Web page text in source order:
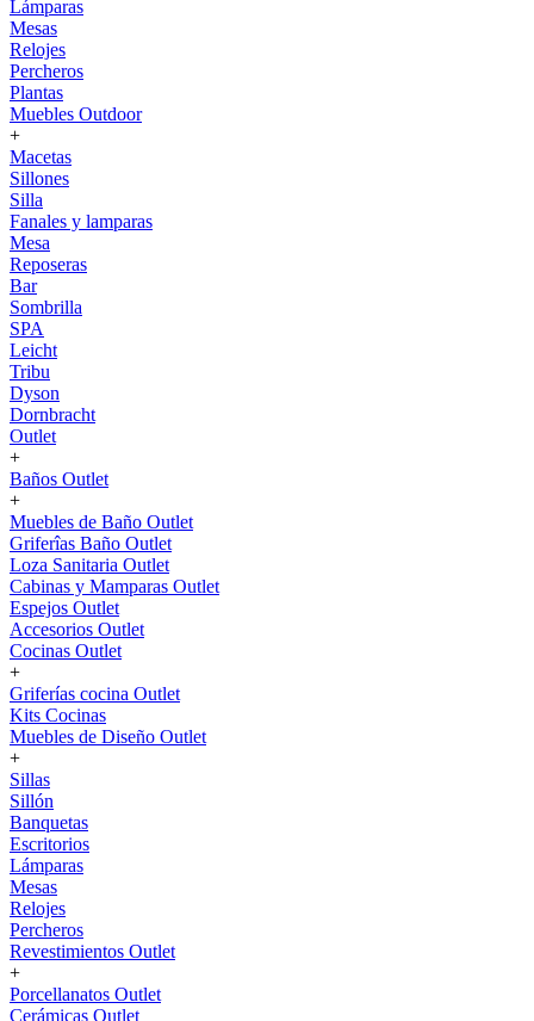
Lámparas
Mesas
Relojes
Percheros
Plantas
Muebles Outdoor
+
Macetas
Sillones
Silla
Fanales y lamparas
Mesa
Reposeras
Bar
Sombrilla
SPA
Leicht
Tribu
Dyson
Dornbracht
Outlet
+
Baños Outlet
+
Muebles de Baño Outlet
Griferîas Baño Outlet
Loza Sanitaria Outlet
Cabinas y Mamparas Outlet
Espejos Outlet
Accesorios Outlet
Cocinas Outlet
+
Griferías cocina Outlet
Kits Cocinas
Muebles de Diseño Outlet
+
Sillas
Sillón
Banquetas
Escritorios
Lámparas
Mesas
Relojes
Percheros
Revestimientos Outlet
+
Porcellanatos Outlet
Cerámicas Outlet